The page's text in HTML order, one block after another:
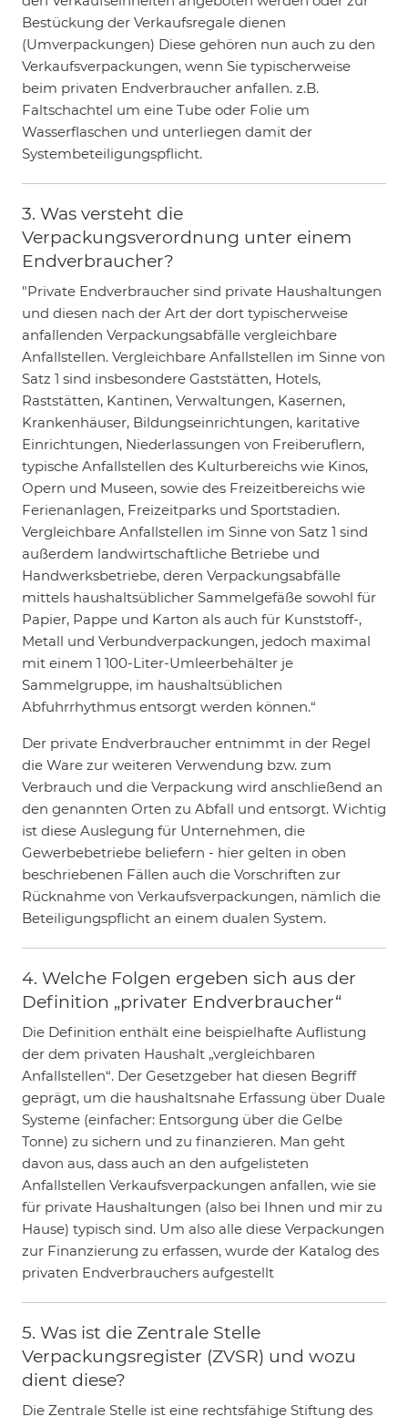
Bestückung der Verkaufsregale dienen
(Umverpackungen) Diese gehören nun auch zu den
Verkaufsverpackungen, wenn Sie typischerweise
beim privaten Endverbraucher anfallen. z.B.
Faltschachtel um eine Tube oder Folie um
Wasserflaschen und unterliegen damit der
Systembeteiligungspflicht.
3. Was versteht die
Verpackungsverordnung unter einem
Endverbraucher?
"Private Endverbraucher sind private Haushaltungen
und diesen nach der Art der dort typischerweise
anfallenden Verpackungsabfälle vergleichbare
Anfallstellen. Vergleichbare Anfallstellen im Sinne von
Satz 1 sind insbesondere Gaststätten, Hotels,
Raststätten, Kantinen, Verwaltungen, Kasernen,
Krankenhäuser, Bildungseinrichtungen, karitative
Einrichtungen, Niederlassungen von Freiberuflern,
typische Anfallstellen des Kulturbereichs wie Kinos,
Opern und Museen, sowie des Freizeitbereichs wie
Ferienanlagen, Freizeitparks und Sportstadien.
Vergleichbare Anfallstellen im Sinne von Satz 1 sind
außerdem landwirtschaftliche Betriebe und
Handwerksbetriebe, deren Verpackungsabfälle
mittels haushaltsüblicher Sammelgefäße sowohl für
Papier, Pappe und Karton als auch für Kunststoff-,
Metall und Verbundverpackungen, jedoch maximal
mit einem 1 100-Liter-Umleerbehälter je
Sammelgruppe, im haushaltsüblichen
Abfuhrrhythmus entsorgt werden können.“
Der private Endverbraucher entnimmt in der Regel
die Ware zur weiteren Verwendung bzw. zum
Verbrauch und die Verpackung wird anschließend an
den genannten Orten zu Abfall und entsorgt. Wichtig
ist diese Auslegung für Unternehmen, die
Gewerbebetriebe beliefern - hier gelten in oben
beschriebenen Fällen auch die Vorschriften zur
Rücknahme von Verkaufsverpackungen, nämlich die
Beteiligungspflicht an einem dualen System.
4. Welche Folgen ergeben sich aus der
Definition „privater Endverbraucher“
Die Definition enthält eine beispielhafte Auflistung
der dem privaten Haushalt „vergleichbaren
Anfallstellen“. Der Gesetzgeber hat diesen Begriff
geprägt, um die haushaltsnahe Erfassung über Duale
Systeme (einfacher: Entsorgung über die Gelbe
Tonne) zu sichern und zu finanzieren. Man geht
davon aus, dass auch an den aufgelisteten
Anfallstellen Verkaufsverpackungen anfallen, wie sie
für private Haushaltungen (also bei Ihnen und mir zu
Hause) typisch sind. Um also alle diese Verpackungen
zur Finanzierung zu erfassen, wurde der Katalog des
privaten Endverbrauchers aufgestellt
5. Was ist die Zentrale Stelle
Verpackungsregister (ZVSR) und wozu
dient diese?
Die Zentrale Stelle ist eine rechtsfähige Stiftung des